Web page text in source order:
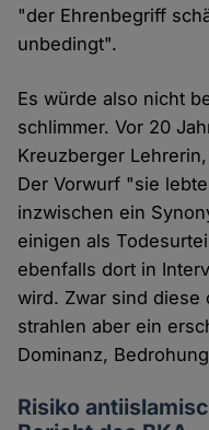
"der Ehrenbegriff
unbedingt".
Es würde also nicht
schlimmer. Vor 20
Kreuzberger
Der Vorwurf "sie
inzwischen ein
einigen als
ebenfalls dort in
wird. Zwar sind diese
strahlen aber ein
Dominanz,
Risiko